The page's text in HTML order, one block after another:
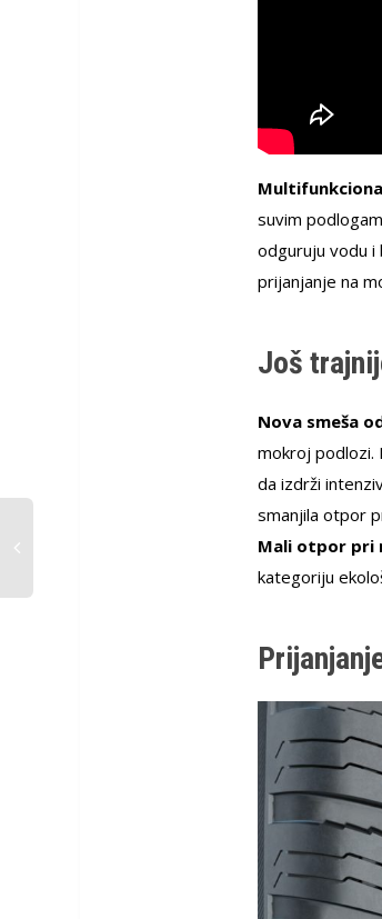
suvim
odguruju vodu i
prijanjanje na
Još
Nova smeša
mokroj podlozi.
da izdrži
smanjila otpor
Mali otpor pri
kategoriju